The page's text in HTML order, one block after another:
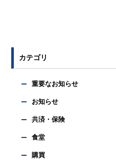
カテゴリ
重要なお知らせ
お知らせ
共済・保険
食堂
購買